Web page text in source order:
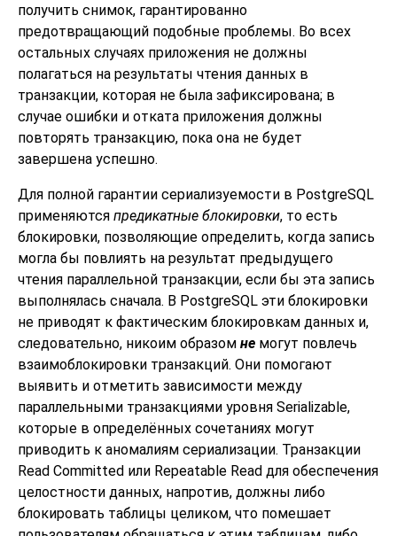
получить снимок, гарантированно
предотвращающий подобные проблемы. Во всех
остальных случаях приложения не должны
полагаться на результаты чтения данных в
транзакции, которая не была зафиксирована; в
случае ошибки и отката приложения должны
повторять транзакцию, пока она не будет
завершена успешно.
Для полной гарантии сериализуемости в PostgreSQL
применяются предикатные блокировки, то есть
блокировки, позволяющие определить, когда запись
могла бы повлиять на результат предыдущего
чтения параллельной транзакции, если бы эта запись
выполнялась сначала. В PostgreSQL эти блокировки
не приводят к фактическим блокировкам данных и,
следовательно, никоим образом не могут повлечь
взаимоблокировки транзакций. Они помогают
выявить и отметить зависимости между
параллельными транзакциями уровня Serializable,
которые в определённых сочетаниях могут
приводить к аномалиям сериализации. Транзакции
Read Committed или Repeatable Read для обеспечения
целостности данных, напротив, должны либо
блокировать таблицы целиком, что помешает